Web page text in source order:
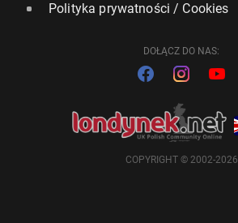
Polityka prywatności / Cookies
DOŁĄCZ DO NAS:
COPYRIGHT © 2002-2026